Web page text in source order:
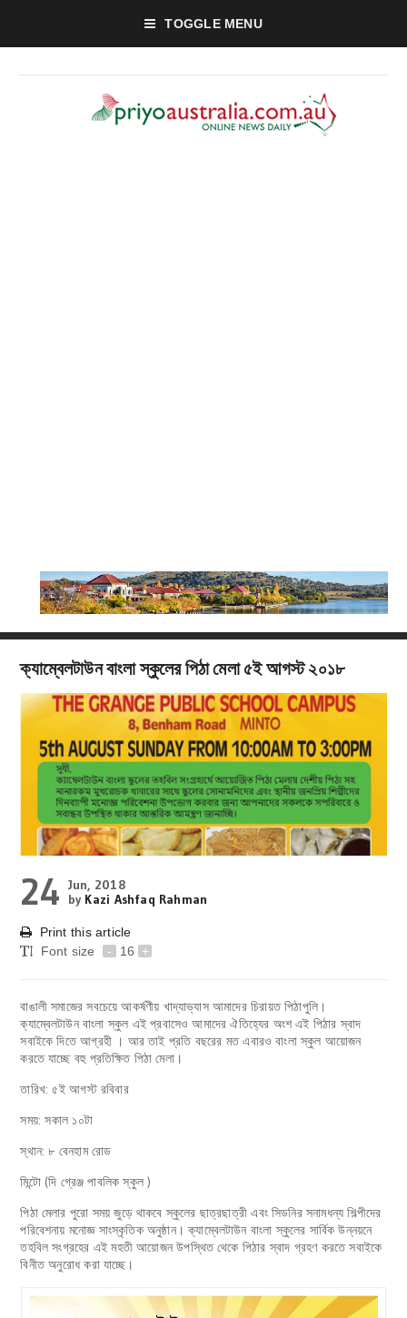
TOGGLE MENU
ক্যাম্বেলটাউন বাংলা স্কুলের পিঠা মেলা ৫ই আগস্ট ২০১৮
24 Jun, 2018
by Kazi Ashfaq Rahman
Print this article
Font size
- 16 +
বাঙালী সমাজের সবচেয়ে আকর্ষণীয় খাদ্যাভ্যাস আমাদের চিরায়ত পিঠাপুলি।
ক্যাম্বেলটাউন বাংলা স্কুল এই প্রবাসেও আমাদের ঐতিহ্যের অংশ এই পিঠার স্বাদ
সবাইকে দিতে আগ্রহী । আর তাই প্রতি বছরের মত এবারও বাংলা স্কুল আয়োজন
করতে যাচ্ছে বহু প্রতিক্ষিত পিঠা মেলা।
তারিখ: ৫ই আগস্ট রবিবার
সময়: সকাল ১০টা
স্থান: ৮ বেনহাম রোড
মিন্টো (দি গ্রেঞ্জ পাবলিক স্কুল )
পিঠা মেলার পুরো সময় জুড়ে থাকবে স্কুলের ছাত্রছাত্রী এবং সিডনির সনামধন্য শিল্পীদের
পরিবেশনায় মনোজ্ঞ সাংস্কৃতিক অনুষ্ঠান। ক্যাম্বেলটাউন বাংলা স্কুলের সার্বিক উন্নয়নে
তহবিল সংগ্রহের এই মহতী আয়োজন উপস্থিত থেকে পিঠার স্বাদ গ্রহণ করতে সবাইকে
বিনীত অনুরোধ করা যাচ্ছে।